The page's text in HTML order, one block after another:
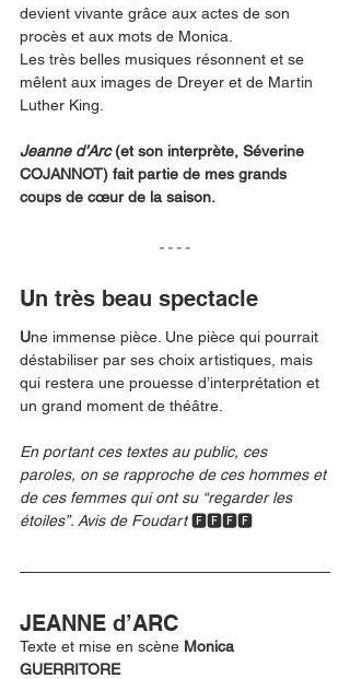
devient vivante grâce aux actes de son
procès et aux mots de Monica.
Les très belles musiques résonnent et se
mêlent aux images de Dreyer et de Martin
Luther King.
Jeanne d’Arc (et son interprète, Séverine
COJANNOT) fait partie de mes grands
coups de cœur de la saison.
Un très beau spectacle
Une immense pièce. Une pièce qui pourrait
déstabiliser par ses choix artistiques, mais
qui restera une prouesse d’interprétation et
un grand moment de théâtre.
En portant ces textes au public, ces
paroles, on se rapproche de ces hommes et
de ces femmes qui ont su “regarder les
étoiles”. Avis de Foudart 🅵🅵🅵🅵
JEANNE d’ARC
Texte et mise en scène Monica
GUERRITORE